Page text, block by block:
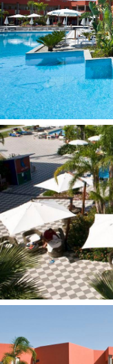
futbolas
treniruoklių salė
Viešbučio
sodas
televizijos salė
terasa
baseinai: 1
konferencijų
gydytojo
parduotuvė
belaidis
registratūra (24
barai: 1
automobilių
amfiteatras
restoranai: 2
Numeryje
rankšluosčių
numerių
oro
televizorius: yra
patalynės